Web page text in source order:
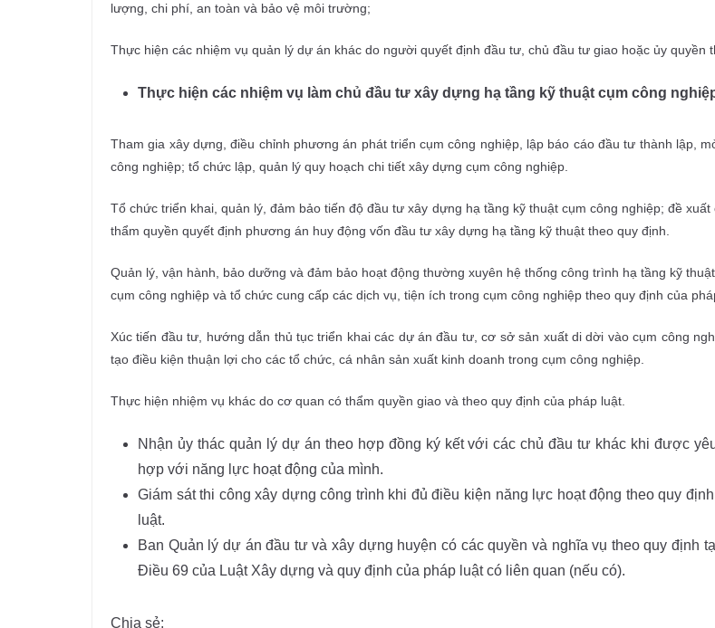
lượng, chi phí, an toàn và bảo vệ môi trường;
Thực hiện các nhiệm vụ quản lý dự án khác do người quyết định đầu tư, chủ đầu tư giao hoặc ủy quyền
Thực hiện các nhiệm vụ làm chủ đầu tư xây dựng hạ tầng kỹ thuật cụm công
Tham gia xây dựng, điều chỉnh phương án phát triển cụm công nghiệp, lập báo cáo đầu tư thành lập,
công nghiệp; tổ chức lập, quản lý quy hoạch chi tiết xây dựng cụm công nghiệp.
Tổ chức triển khai, quản lý, đảm bảo tiến độ đầu tư xây dựng hạ tầng kỹ thuật cụm công nghiệp; đề xuất
thẩm quyền quyết định phương án huy động vốn đầu tư xây dựng hạ tầng kỹ thuật theo quy định.
Quản lý, vận hành, bảo dưỡng và đảm bảo hoạt động thường xuyên hệ thống công trình hạ tầng kỹ
cụm công nghiệp và tổ chức cung cấp các dịch vụ, tiện ích trong cụm công nghiệp theo quy định của
Xúc tiến đầu tư, hướng dẫn thủ tục triển khai các dự án đầu tư, cơ sở sản xuất di dời vào cụm công
tạo điều kiện thuận lợi cho các tổ chức, cá nhân sản xuất kinh doanh trong cụm công nghiệp.
Thực hiện nhiệm vụ khác do cơ quan có thẩm quyền giao và theo quy định của pháp luật.
Nhận ủy thác quản lý dự án theo hợp đồng ký kết với các chủ đầu tư khác khi được
hợp với năng lực hoạt động của mình.
Giám sát thi công xây dựng công trình khi đủ điều kiện năng lực hoạt động theo quy
luật.
Ban Quản lý dự án đầu tư và xây dựng huyện có các quyền và nghĩa vụ theo quy định
Điều 69 của Luật Xây dựng và quy định của pháp luật có liên quan (nếu có).
Chia sẻ: